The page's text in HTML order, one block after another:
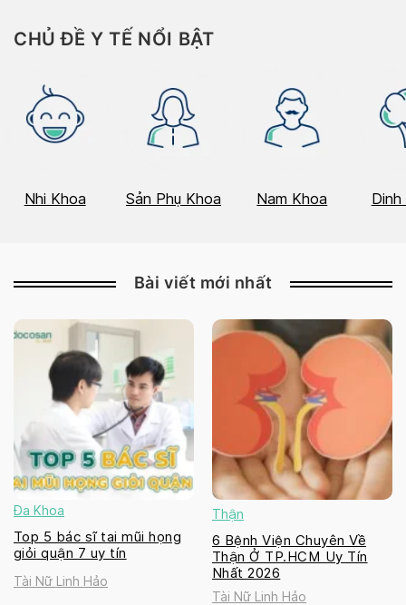
CHỦ ĐỀ Y TẾ NỔI BẬT
Nhi Khoa Sản Phụ Khoa Nam Khoa Dinh
Bài viết mới nhất
Đa Khoa
Top 5 bác sĩ tai mũi họng
giỏi quận 7 uy tín
Tài Nữ Linh Hảo
Thận
6 Bệnh Viện Chuyên Về
Thận Ở TP.HCM Uy Tín
Nhất 2026
Tài Nữ Linh Hảo